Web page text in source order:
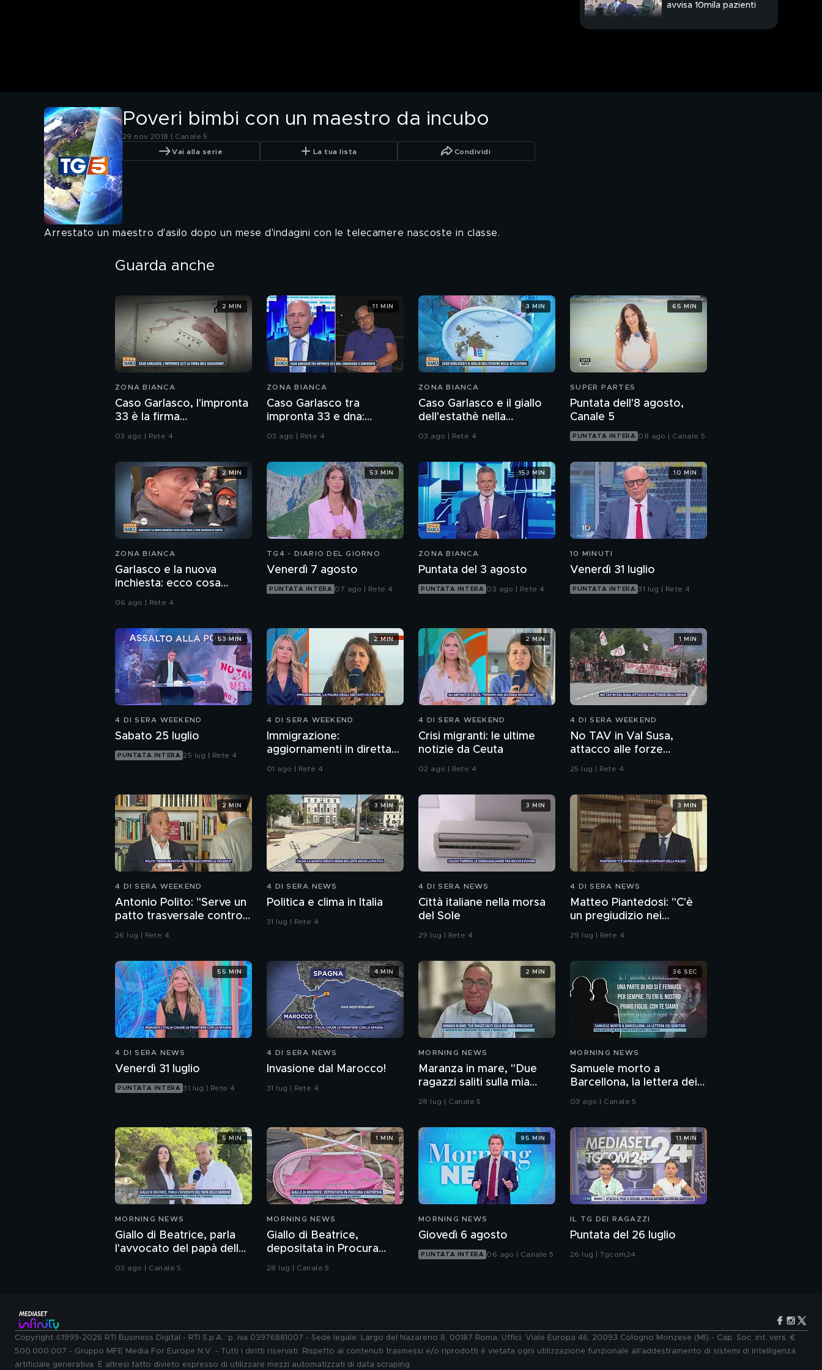
avvisa 10mila pazienti
Poveri bimbi con un maestro da incubo
29 nov 2018 | Canale 5
Vai alla serie La tua lista Condividi
Arrestato un maestro d'asilo dopo un mese d'indagini con le telecamere nascoste in classe.
Guarda anche
ZONA BIANCA
Caso Garlasco, l'impronta
33 è la firma
dell'assassino?
03 ago | Rete 4
2 MIN
ZONA BIANCA
Caso Garlasco tra
impronta 33 e dna:
consulenze a confronto
03 ago | Rete 4
11 MIN
ZONA BIANCA
Caso Garlasco e il giallo
dell'estathè nella
spazzatura
03 ago | Rete 4
3 MIN
SUPER PARTES
Puntata dell'8 agosto,
Canale 5
PUNTATA INTERA 08 ago | Canale 5
65 MIN
ZONA BIANCA
Garlasco e la nuova
inchiesta: ecco cosa
pensa il pool difensivo di
06 ago | Rete 4
2 MIN
TG4 - DIARIO DEL GIORNO
Venerdì 7 agosto
PUNTATA INTERA 07 ago | Rete 4
53 MIN
ZONA BIANCA
Puntata del 3 agosto
PUNTATA INTERA 03 ago | Rete 4
153 MIN
10 MINUTI
Venerdì 31 luglio
PUNTATA INTERA 31 lug | Rete 4
10 MIN
4 DI SERA WEEKEND
Sabato 25 luglio
PUNTATA INTERA 25 lug | Rete 4
53 MIN
4 DI SERA WEEKEND
Immigrazione:
aggiornamenti in diretta
da Ceuta
01 ago | Rete 4
2 MIN
4 DI SERA WEEKEND
Crisi migranti: le ultime
notizie da Ceuta
02 ago | Rete 4
2 MIN
4 DI SERA WEEKEND
No TAV in Val Susa,
attacco alle forze
dell'ordine
25 lug | Rete 4
1 MIN
4 DI SERA WEEKEND
Antonio Polito: "Serve un
patto trasversale contro
la violenza"
26 lug | Rete 4
2 MIN
4 DI SERA NEWS
Politica e clima in Italia
31 lug | Rete 4
3 MIN
4 DI SERA NEWS
Città italiane nella morsa
del Sole
29 lug | Rete 4
3 MIN
4 DI SERA NEWS
Matteo Piantedosi: "C'è
un pregiudizio nei
confronti della polizia"
29 lug | Rete 4
3 MIN
4 DI SERA NEWS
Venerdì 31 luglio
PUNTATA INTERA 31 lug | Rete 4
55 MIN
4 DI SERA NEWS
Invasione dal Marocco!
31 lug | Rete 4
4 MIN
MORNING NEWS
Maranza in mare, "Due
ragazzi saliti sulla mia
barca ormeggiata"
28 lug | Canale 5
2 MIN
MORNING NEWS
Samuele morto a
Barcellona, la lettera dei
genitori
03 ago | Canale 5
36 SEC
MORNING NEWS
Giallo di Beatrice, parla
l'avvocato del papà delle
bambine
03 ago | Canale 5
5 MIN
MORNING NEWS
Giallo di Beatrice,
depositata in Procura
l'autopsia
28 lug | Canale 5
1 MIN
MORNING NEWS
Giovedì 6 agosto
PUNTATA INTERA 06 ago | Canale 5
95 MIN
IL TG DEI RAGAZZI
Puntata del 26 luglio
26 lug | Tgcom24
11 MIN
Copyright ©1999-2026 RTI Business Digital - RTI S.p.A.: p. iva 03976881007 - Sede legale: Largo del Nazareno 8, 00187 Roma. Uffici: Viale Europa 46, 20093 Cologno Monzese (MI) - Cap. Soc. int. vers. €
500.000.007 - Gruppo MFE Media For Europe N.V. - Tutti i diritti riservati. Rispetto ai contenuti trasmessi e/o riprodotti è vietata ogni utilizzazione funzionale all'addestramento di sistemi di intelligenza
artificiale generativa. È altresì fatto divieto espresso di utilizzare mezzi automatizzati di data scraping.